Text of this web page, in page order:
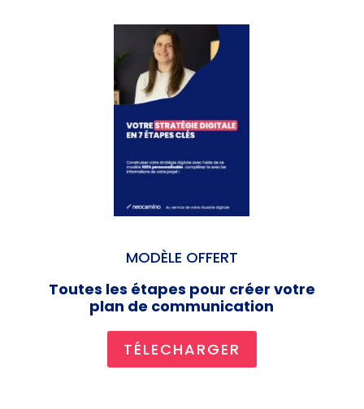
MODÈLE OFFERT
Toutes les étapes pour créer votre
plan de communication
TÉLECHARGER